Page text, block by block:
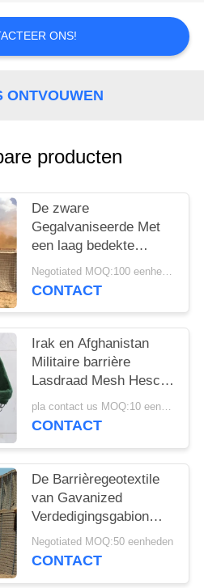
ONS!
ONTVOUWEN
producten
De zware
Gegalvaniseerde Met
een laag bedekte
Militaire Hesco-
Barrière van het
Bastionbarrières
Negotiated MOQ:100 eenheden
CONTACT
Irak en Afghanistan
Militaire barrière
Lasdraad Mesh Hesco
Defensieve barrière
met geotextiel stof
pla contact us MOQ:10 eenheid
CONTACT
De Barrièregeotextile
van Gavanized
Verdedigingsgabion
Antiroesteigenschap
Negotiated MOQ:50 eenheden
CONTACT